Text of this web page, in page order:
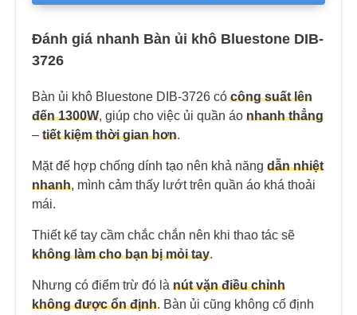
Đánh giá nhanh Bàn ủi khô Bluestone DIB-
3726
Bàn ủi khô Bluestone DIB-3726 có công suất lên
đến 1300W, giúp cho việc ủi quần áo nhanh thẳng
– tiết kiệm thời gian hơn.
Mặt đế hợp chống dính tạo nên khả năng dẫn nhiệt
nhanh, mình cảm thấy lướt trên quần áo khá thoải
mái.
Thiết kế tay cầm chắc chắn nên khi thao tác sẽ
không làm cho bạn bị mỏi tay.
Nhưng có điểm trừ đó là nút vặn điều chỉnh
không được ổn định. Bàn ủi cũng không cố định